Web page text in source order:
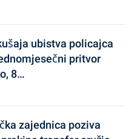
ubistva policajca
pritvor
8…
zajednica poziva